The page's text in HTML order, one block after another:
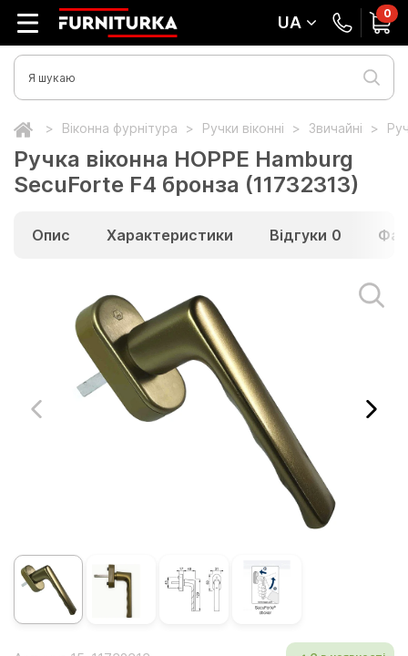
UA 0
Віконна фурнітура Ручки віконні Звичайні
Ручка віконна HOPPE Hamburg
SecuForte F4 бронза (11732313)
Опис Характеристики Відгуки 0